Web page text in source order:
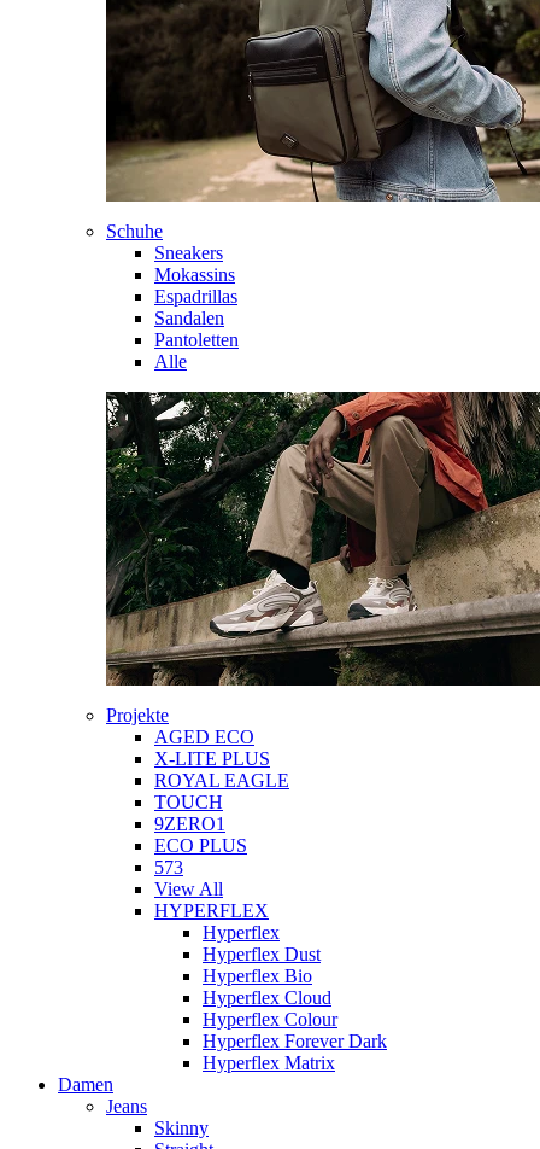
Schuhe
Sneakers
Mokassins
Espadrillas
Sandalen
Pantoletten
Alle
Projekte
AGED ECO
X-LITE PLUS
ROYAL EAGLE
TOUCH
9ZERO1
ECO PLUS
573
View All
HYPERFLEX
Hyperflex
Hyperflex Dust
Hyperflex Bio
Hyperflex Cloud
Hyperflex Colour
Hyperflex Forever Dark
Hyperflex Matrix
Damen
Jeans
Skinny